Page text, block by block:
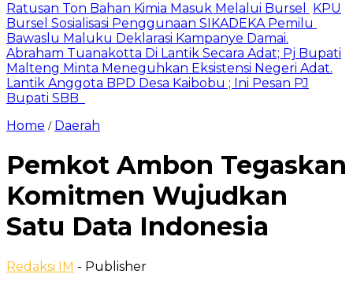
Ratusan Ton Bahan Kimia Masuk Melalui Bursel
KPU
Bursel Sosialisasi Penggunaan SIKADEKA Pemilu
Bawaslu Maluku Deklarasi Kampanye Damai.
Abraham Tuanakotta Di Lantik Secara Adat; Pj Bupati
Malteng Minta Meneguhkan Eksistensi Negeri Adat.
Lantik Anggota BPD Desa Kaibobu ; Ini Pesan PJ
Bupati SBB
Home / Daerah
Pemkot Ambon Tegaskan
Komitmen Wujudkan
Satu Data Indonesia
Redaksi IM - Publisher